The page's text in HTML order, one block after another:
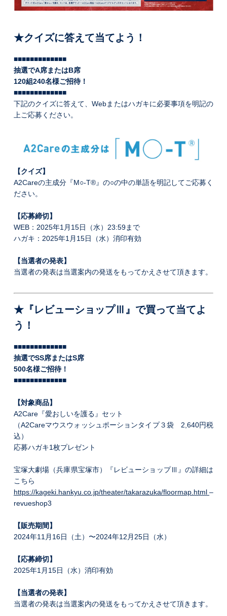
★クイズに答えて当てよう！
■■■■■■■■■■■■■
抽選でA席またはB席
120組240名様ご招待！
■■■■■■■■■■■■■
下記のクイズに答えて、Webまたはハガキに必要事項を明記の
上ご応募ください。
【クイズ】
A2Careの主成分『M○-T®️』の○の中の単語を明記してご応募く
ださい。
【応募締切】
WEB：2025年1月15日（水）23:59まで
ハガキ：2025年1月15日（水）消印有効
【当選者の発表】
当選者の発表は当選案内の発送をもってかえさせて頂きます。
★『レビューショップⅢ』で買って当てよ
う！
■■■■■■■■■■■■■
抽選でSS席またはS席
500名様ご招待！
■■■■■■■■■■■■■
【対象商品】
A2Care『愛おしいを護る』セット
（A2Careマウスウォッシュポーションタイプ３袋 2,640円税
込）
応募ハガキ1枚プレゼント
宝塚大劇場（兵庫県宝塚市）『レビューショップⅢ』の詳細は
こちら
https://kageki.hankyu.co.jp/theater/takarazuka/floormap.html–
revueshop3
【販売期間】
2024年11月16日（土）〜2024年12月25日（水）
【応募締切】
2025年1月15日（水）消印有効
【当選者の発表】
当選者の発表は当選案内の発送をもってかえさせて頂きます。